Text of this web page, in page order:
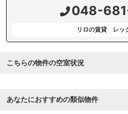
048-
リロの賃貸 レッ
こちらの物件の空室状況
あなたにおすすめの類似物件